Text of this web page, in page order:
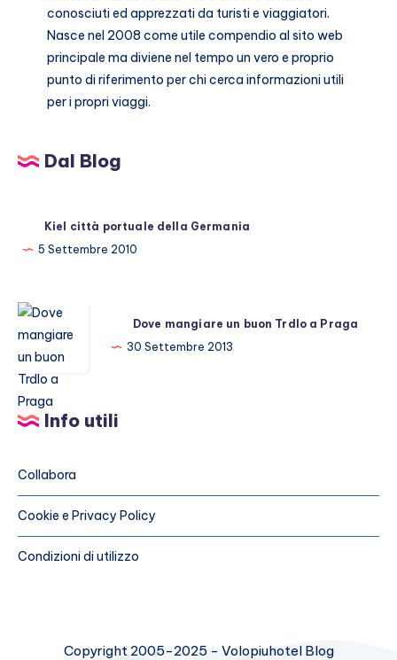
conosciuti ed apprezzati da turisti e viaggiatori.
Nasce nel 2008 come utile compendio al sito web
principale ma diviene nel tempo un vero e proprio
punto di riferimento per chi cerca informazioni utili
per i propri viaggi.
Dal Blog
Kiel città portuale della Germania
5 Settembre 2010
Dove
mangiare
un
buon
Trdlo
a
Dove mangiare un buon Trdlo a Praga
30 Settembre 2013
Info utili
Collabora
Cookie e Privacy Policy
Condizioni di utilizzo
Copyright 2005-2025 - Volopiuhotel Blog